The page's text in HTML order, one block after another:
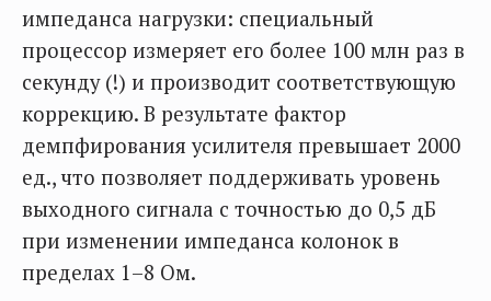
импеданса нагрузки: специальный
процессор измеряет его более 100 млн раз в
секунду (!) и производит соответствующую
коррекцию. В результате фактор
демпфирования усилителя превышает 2000
ед., что позволяет поддерживать уровень
выходного сигнала с точностью до 0,5 дБ
при изменении импеданса колонок в
пределах 1–8 Ом.